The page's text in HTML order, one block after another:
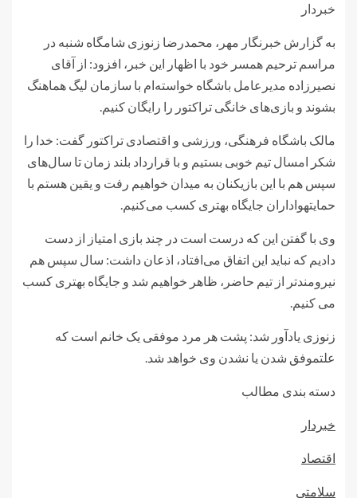
خبردار
به گزارش خبرنگار مهر، محمدرضا زنوزی شامگاه شنبه در
مراسم ترحیم همسر خود با اظهار این خبر، افزود: از آقای
نصیرزاده مدیرعامل باشگاه خواسته‌ام با سازمان لیگ هماهنگ
بشوند و بازی‌های خانگی تراکتور را رایگان کنیم.
مالک باشگاه فرهنگی، ورزشی و اقتصادی تراکتور گفت: خدا را
شکر امسال تیم خوبی بستیم و با قرارداد بلند زمان تا سال‌های
سپس هم با این بازیکنان به میدان خواهیم رفت و یقین هستم با
حمایتهواداران جایگاه بهتری کسب می‌کنیم.
وی با گفتن این که درست است در چند بازی امتیاز از دست
دادیم که نباید این اتفاق می‌افتاد، اذعان داشت: سال سپس هم
نیرومندتر از تیم حاضر، ظاهر خواهیم شد و جایگاه بهتری کسب
می کنیم.
زنوزی یادآور شد: پشت هر مرد موفقی یک خانم است که
علتموفق شدن یا نشدن وی خواهد شد.
دسته بندی مطالب
خبردار
اقتصاد
سلامتی